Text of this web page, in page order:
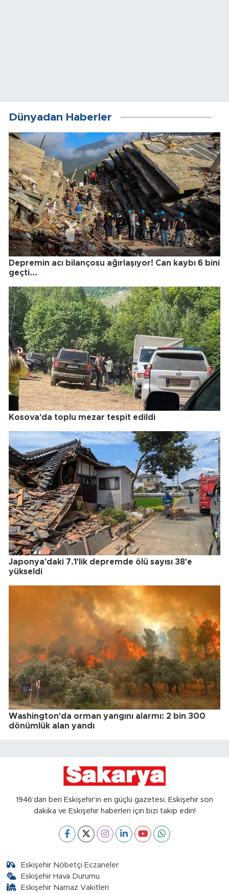
Dünyadan Haberler
Depremin acı bilançosu ağırlaşıyor! Can kaybı 6 bini
geçti...
Kosova'da toplu mezar tespit edildi
Japonya'daki 7.1'lik depremde ölü sayısı 38'e
yükseldi
Washington'da orman yangını alarmı: 2 bin 300
dönümlük alan yandı
1946’dan beri Eskişehir’in en güçlü gazetesi, Eskişehir son
dakika ve Eskişehir haberleri için bizi takip edin!
Eskişehir Nöbetçi Eczaneler
Eskişehir Hava Durumu
Eskişehir Namaz Vakitleri